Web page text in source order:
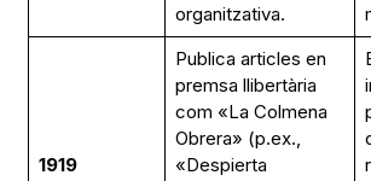
organitzativa.
1919
Publica articles en
premsa llibertària
com «La Colmena
Obrera» (p.ex.,
«Despierta